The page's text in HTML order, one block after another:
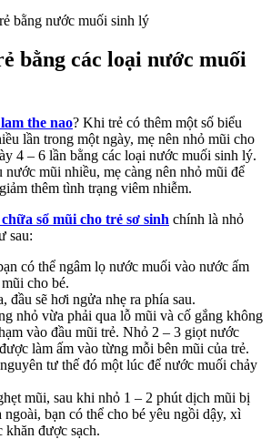
bằng các loại nước muối
the nao? Khi trẻ có thêm một số biểu
lần trong một ngày, mẹ nên nhỏ mũi cho
4 – 6 lần bằng các loại nước muối sinh lý.
nước mũi nhiều, mẹ càng nên nhỏ mũi để
thêm tình trạng viêm nhiễm.
sổ mũi cho trẻ sơ sinh chính là nhỏ
sau:
có thể ngâm lọ nước muối vào nước ấm
cho bé.
đầu sẽ hơi ngửa nhẹ ra phía sau.
nhỏ vừa phải qua lỗ mũi và cố gắng không
vào đầu mũi trẻ. Nhỏ 2 – 3 giọt nước
làm ấm vào từng mỗi bên mũi của trẻ.
tư thế đó một lúc để nước muối chảy
mũi, sau khi nhỏ 1 – 2 phút dịch mũi bị
ngoài, bạn có thể cho bé yêu ngồi dậy, xì
khăn được sạch.